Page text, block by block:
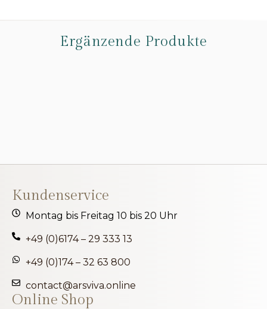
Ergänzende Produkte
Kundenservice
Montag bis Freitag 10 bis 20 Uhr
+49 (0)6174 – 29 333 13
+49 (0)174 – 32 63 800
contact@arsviva.online
Online Shop